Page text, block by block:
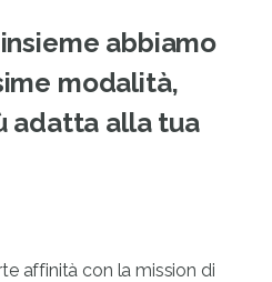
abbiamo
modalità,
adatta alla tua
affinità con la mission di